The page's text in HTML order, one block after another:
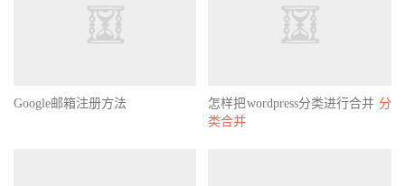
Google邮箱注册方法 怎样把wordpress分类进行合并 分
类合并